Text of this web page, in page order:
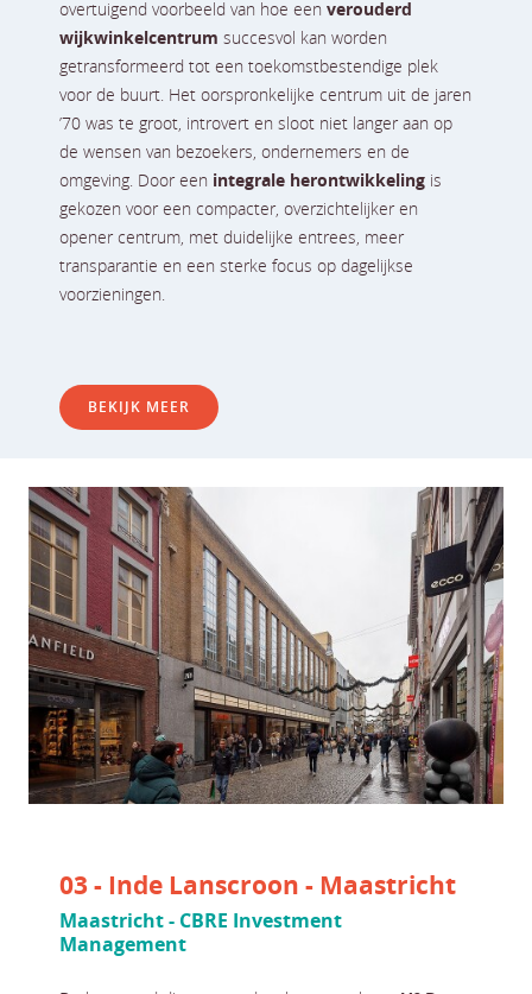
overtuigend voorbeeld van hoe een verouderd
wijkwinkelcentrum succesvol kan worden
getransformeerd tot een toekomstbestendige plek
voor de buurt. Het oorspronkelijke centrum uit de jaren
’70 was te groot, introvert en sloot niet langer aan op
de wensen van bezoekers, ondernemers en de
omgeving. Door een integrale herontwikkeling is
gekozen voor een compacter, overzichtelijker en
opener centrum, met duidelijke entrees, meer
transparantie en een sterke focus op dagelijkse
voorzieningen.
BEKIJK MEER
03 - Inde Lanscroon - Maastricht
Maastricht - CBRE Investment
Management